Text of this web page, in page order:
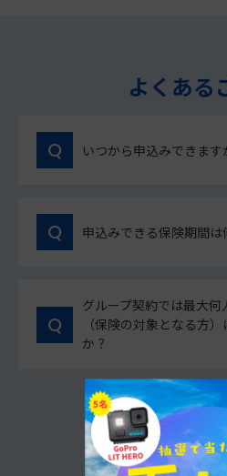
よくある
いつから申込みできます
申込みできる保険期間は
グループ契約では最大何
（保険の対象となる方
か？
他のよくあるご